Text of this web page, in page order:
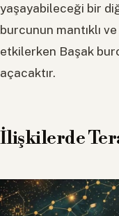
yaşayabileceği bir
burcunun mantıklı
etkilerken Başak
açacaktır.
İlişkilerde